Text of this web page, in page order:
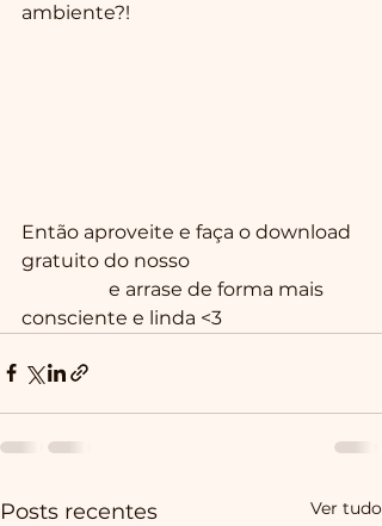
ambiente?!
Então aproveite e faça o download
gratuito do nosso
e arrase de forma mais
consciente e linda <3
Posts recentes Ver tudo